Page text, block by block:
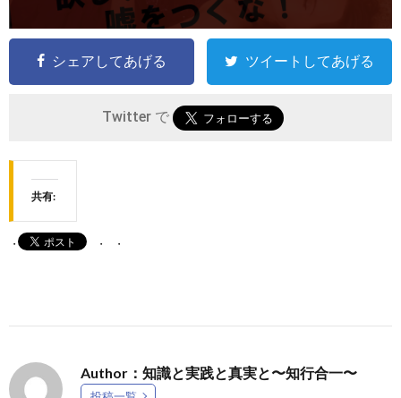
シェアしてあげる ツイートしてあげる
Twitter で
共有:
Author：知識と実践と真実と〜知行合一〜